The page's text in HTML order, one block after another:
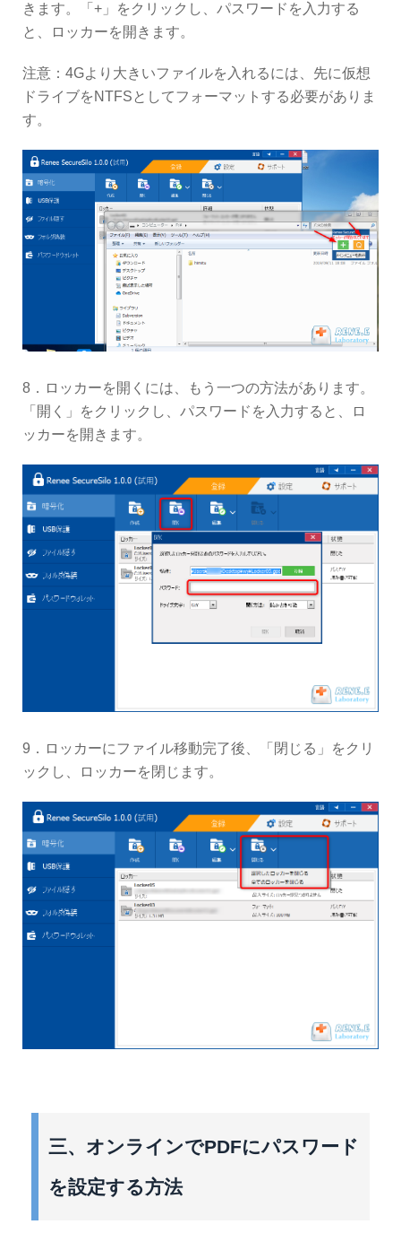
きます。「+」をクリックし、パスワードを入力する
と、ロッカーを開きます。
注意：4Gより大きいファイルを入れるには、先に仮想
ドライブをNTFSとしてフォーマットする必要がありま
す。
8．ロッカーを開くには、もう一つの方法があります。
「開く」をクリックし、パスワードを入力すると、ロ
ッカーを開きます。
9．ロッカーにファイル移動完了後、「閉じる」をクリ
ックし、ロッカーを閉じます。
三、オンラインでPDFにパスワード
を設定する方法